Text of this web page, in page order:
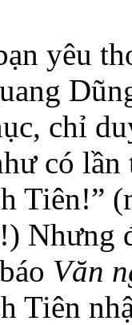
yêu
chỉ
có lần
Tiên!”
Nhưng
Văn
Tiên